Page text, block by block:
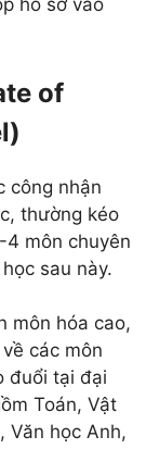
hồ sơ vào
of
công nhận
thường kéo
môn chuyên
sau này.
môn hóa cao,
các môn
đuổi tại đại
Toán, Vật
Văn học Anh,